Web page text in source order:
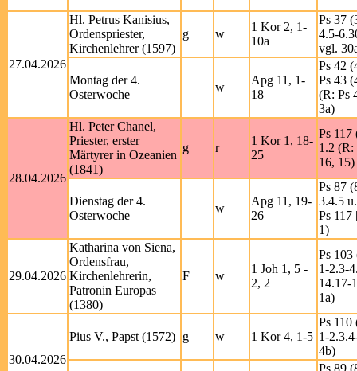
27.04.2026
Hl. Petrus Kanisius,
Ordenspriester,
Kirchenlehrer (1597)
g w
1 Kor 2, 1-
10a
Ps 37
4.5-
vgl.
Montag der 4.
Osterwoche
w
Apg 11, 1-
18
Ps 42
Ps 43
(R: Ps
3a)
28.04.2026
Hl. Peter Chanel,
Priester, erster
Märtyrer in Ozeanien
(1841)
g r
1 Kor 1, 18-
25
Ps 117
1.2
16, 15)
Dienstag der 4.
Osterwoche
w
Apg 11, 19-
26
Ps 87
3.4.5
Ps 117
1)
29.04.2026
Katharina von Siena,
Ordensfrau,
Kirchenlehrerin,
Patronin Europas
(1380)
F w
1 Joh 1, 5 -
2, 2
Ps 103
1-2.3-
14.17-
1a)
30.04.2026
Pius V., Papst (1572) g w 1 Kor 4, 1-5
Ps 110
1-
4b)
Ps 89